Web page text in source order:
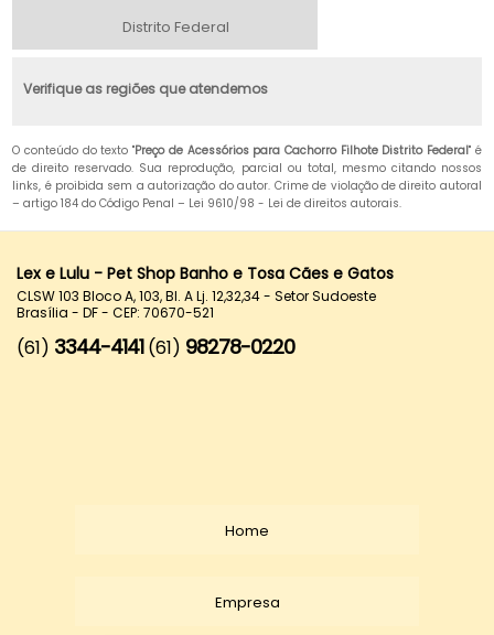
Distrito Federal
Verifique as regiões que atendemos
O conteúdo do texto "Preço de Acessórios para Cachorro Filhote Distrito Federal" é
de direito reservado. Sua reprodução, parcial ou total, mesmo citando nossos
links, é proibida sem a autorização do autor. Crime de violação de direito autoral
– artigo 184 do Código Penal – Lei 9610/98 - Lei de direitos autorais.
Lex e Lulu - Pet Shop Banho e Tosa Cães e Gatos
CLSW 103 Bloco A, 103, Bl. A Lj. 12,32,34 - Setor Sudoeste
Brasília - DF - CEP: 70670-521
(61) 3344-4141 (61) 98278-0220
Home
Empresa